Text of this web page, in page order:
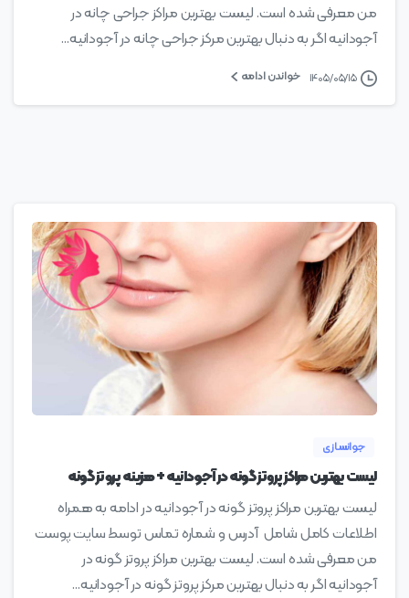
من معرفی شده است. لیست بهترین مراکز جراحی چانه در
آجودانیه اگر به دنبال بهترین مرکز جراحی چانه در آجودانیه...
۱۴۰۵/۰۵/۱۵ خواندن ادامه
جوانسازی
لیست بهترین مراکز پروتز گونه در آجودانیه + هزینه پروتز گونه
لیست بهترین مراکز پروتز گونه در آجودانیه در ادامه به همراه
اطلاعات کامل شامل آدرس و شماره تماس توسط سایت پوست
من معرفی شده است. لیست بهترین مراکز پروتز گونه در
آجودانیه اگر به دنبال بهترین مرکز پروتز گونه در آجودانیه...